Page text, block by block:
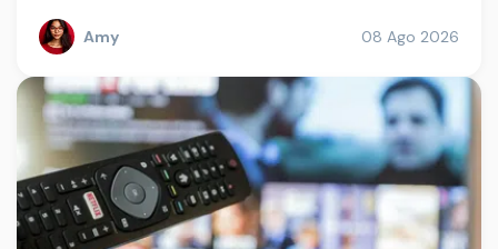
Amy 08 Ago 2026